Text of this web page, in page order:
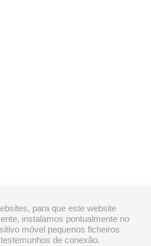
para que este website
instalamos pontualmente no
móvel pequenos ficheiros
de conexão.